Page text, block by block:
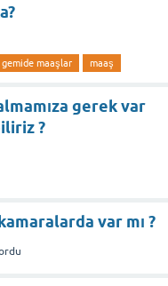
gemide maaşlar maaş
gerek var
?
var mı ?